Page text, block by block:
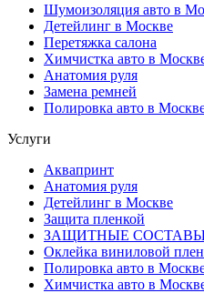
Шумоизоляция авто в
Детейлинг в Москве
Перетяжка салона
Химчистка авто в
Анатомия руля
Замена ремней
Полировка авто в
Услуги
Аквапринт
Анатомия руля
Детейлинг в Москве
Защита пленкой
ЗАЩИТНЫЕ СОСТАВЫ
Оклейка виниловой
Полировка авто в
Химчистка авто в